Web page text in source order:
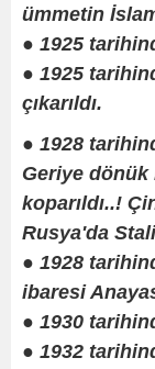
ümmetin
● 1925
● 1925
çıkarıldı.
● 1928
Geriye dönük
koparıldı..!
Rusya'da
● 1928
ibaresi
● 1930
● 1932